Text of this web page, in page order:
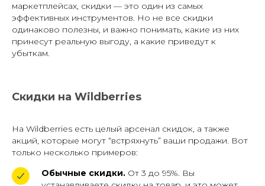
маркетплейсах, скидки — это один из самых
эффективных инструментов. Но не все скидки
одинаково полезны, и важно понимать, какие из них
принесут реальную выгоду, а какие приведут к
убыткам.
Скидки на Wildberries
На Wildberries есть целый арсенал скидок, а также
акций, которые могут “встряхнуть” ваши продажи. Вот
только несколько примеров:
Обычные скидки. От 3 до 95%. Вы